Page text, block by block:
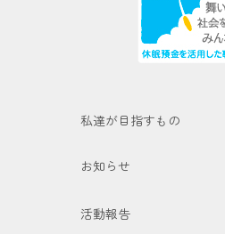
私達が目指すもの
お知らせ
活動報告